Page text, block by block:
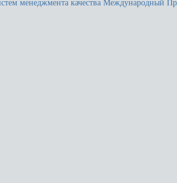
менеджмента качества Международный